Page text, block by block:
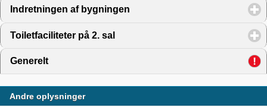
Indretningen af bygningen
Toiletfaciliteter på 2. sal
Generelt
Andre oplysninger